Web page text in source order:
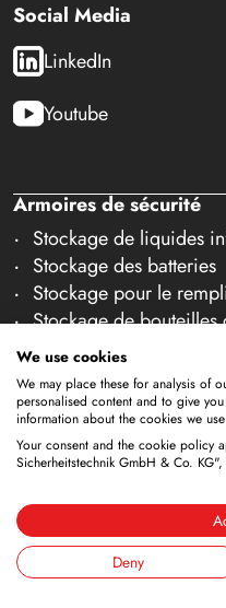
Social Media
LinkedIn
Youtube
Armoires de sécurité
Stockage de liquides
Stockage des batteries
Stockage pour le
Stockage de bouteilles
Stockage avec
Stockage réfrigéré
Stockage combiné
Stockage dans des
Stockage de liquides
Équipements de
Systèmes ANA
Systèmes de ventilation
We use cookies
We may place these for analysis of
personalised content and to give
information about the cookies we
Your consent and the cookie policy
Sicherheitstechnik GmbH & Co.
Deny